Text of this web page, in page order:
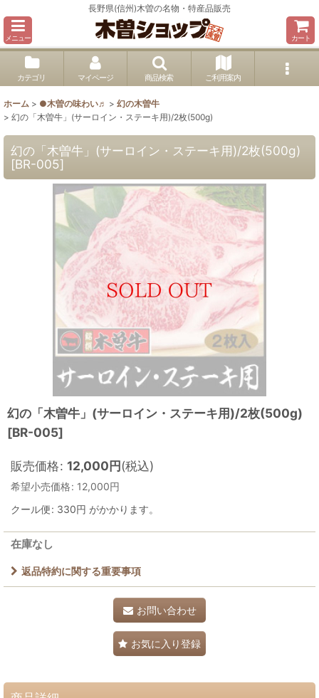
長野県(信州)木曽の名物・特産品販売
メニュー カート
カテゴリ マイページ 商品検索 ご利用案内
ホーム > ●木曽の味わい♬ > 幻の木曽牛
> 幻の「木曽牛」(サーロイン・ステーキ用)/2枚(500g)
幻の「木曽牛」(サーロイン・ステーキ用)/2枚(500g)
[BR-005]
幻の「木曽牛」(サーロイン・ステーキ用)/2枚(500g)
[BR-005]
販売価格: 12,000円(税込)
希望小売価格: 12,000円
クール便: 330円 がかかります。
在庫なし
返品特約に関する重要事項
お問い合わせ
お気に入り登録